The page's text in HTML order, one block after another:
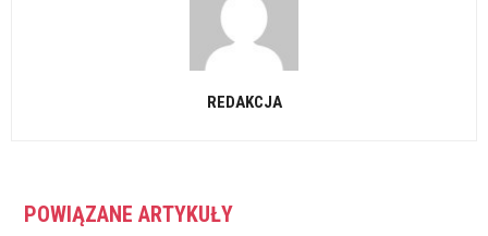
REDAKCJA
POWIĄZANE ARTYKUŁY